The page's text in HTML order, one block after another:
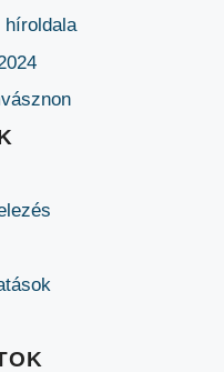
híroldala